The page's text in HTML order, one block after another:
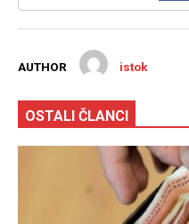
AUTHOR istok
OSTALI ČLANCI